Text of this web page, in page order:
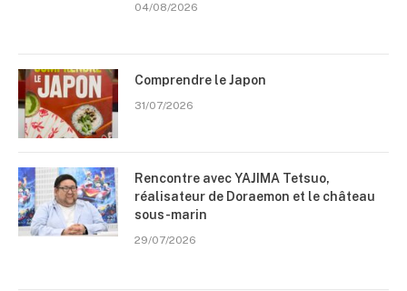
04/08/2026
Comprendre le Japon
31/07/2026
Rencontre avec YAJIMA Tetsuo,
réalisateur de Doraemon et le château
sous-marin
29/07/2026